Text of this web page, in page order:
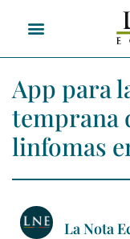
App para
temprana
linfomas
La Nota